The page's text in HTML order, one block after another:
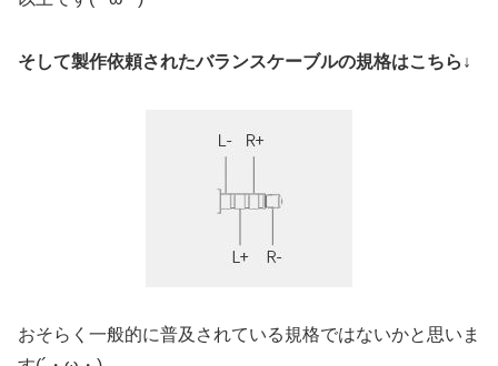
そして製作依頼されたバランスケーブルの規格はこちら↓
おそらく一般的に普及されている規格ではないかと思いま